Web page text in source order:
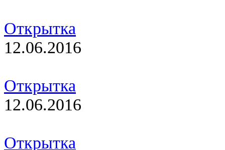
Открытка
12.06.2016
Открытка
12.06.2016
Открытка